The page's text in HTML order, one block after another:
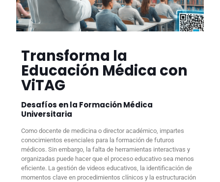
Transforma la
Educación Médica con
ViTAG
Desafíos en la Formación Médica
Universitaria
Como docente de medicina o director académico, impartes
conocimientos esenciales para la formación de futuros
médicos. Sin embargo, la falta de herramientas interactivas y
organizadas puede hacer que el proceso educativo sea menos
eficiente. La gestión de videos educativos, la identificación de
momentos clave en procedimientos clínicos y la estructuración